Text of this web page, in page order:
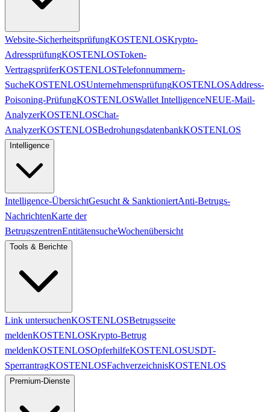
Website-SicherheitsprüfungKOSTENLOSKrypto-
AdressprüfungKOSTENLOSToken-
VertragsprüferKOSTENLOSTelefonnummern-
SucheKOSTENLOSUnternehmensprüfungKOSTENLOSAddress-
Poisoning-PrüfungKOSTENLOSWallet IntelligenceNEUE-Mail-
AnalyzerKOSTENLOSChat-
AnalyzerKOSTENLOSBedrohungsdatenbankKOSTENLOS
Intelligence
Intelligence-ÜbersichtGesucht & SanktioniertAnti-Betrugs-
NachrichtenKarte der
BetrugszentrenEntitätensucheWochenübersicht
Tools & Berichte
Link untersuchenKOSTENLOSBetrugsseite
meldenKOSTENLOSKrypto-Betrug
meldenKOSTENLOSOpferhilfeKOSTENLOSUSDT-
SperrantragKOSTENLOSFachverzeichnisKOSTENLOS
Premium-Dienste